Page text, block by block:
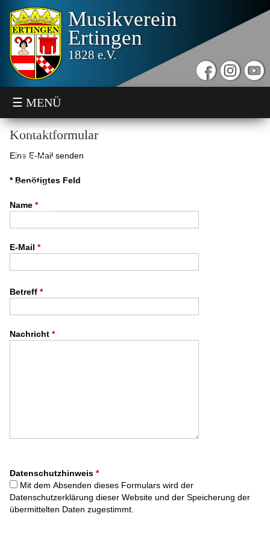
Musikverein
Ertingen
1828 e.V.
☰ MENÜ
AKTUELLES
VEREIN
JUGEND
TERMINE
Kontaktformular
Eine E-Mail senden
*Benötigtes Feld
Name *
E-Mail *
Betreff *
Nachricht *
Datenschutzhinweis *
Mit dem Absenden dieses Formulars wird der
Datenschutzerklärung dieser Website und der Speicherung der
übermittelten Daten zugestimmt.